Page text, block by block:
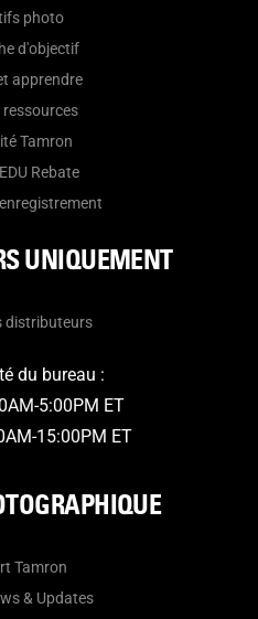
photo
d'objectif
apprendre
Tamron
Rebate
UNIQUEMENT
distributeurs
du bureau :
5:00PM ET
15:00PM ET
Tamron
& Updates